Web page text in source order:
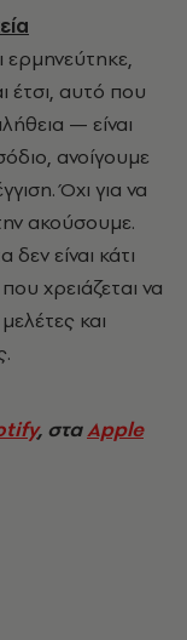
ερμηνεύτηκε,
έτσι, αυτό που
— είναι
ανοίγουμε
Όχι για να
ακούσουμε.
δεν είναι κάτι
χρειάζεται να
και
, σταApple